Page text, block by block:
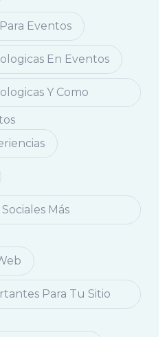
Eventos
En Eventos
Y Como
Más
Para Tu Sitio